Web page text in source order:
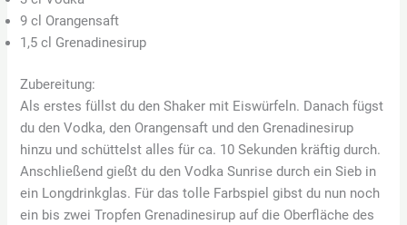
9 cl Orangensaft
1,5 cl Grenadinesirup
Zubereitung:
Als erstes füllst du den Shaker mit Eiswürfeln. Danach fügst
du den Vodka, den Orangensaft und den Grenadinesirup
hinzu und schüttelst alles für ca. 10 Sekunden kräftig durch.
Anschließend gießt du den Vodka Sunrise durch ein Sieb in
ein Longdrinkglas. Für das tolle Farbspiel gibst du nun noch
ein bis zwei Tropfen Grenadinesirup auf die Oberfläche des